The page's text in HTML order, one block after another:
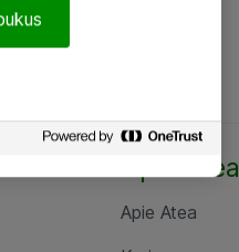
Apie Atea
Apie Atea